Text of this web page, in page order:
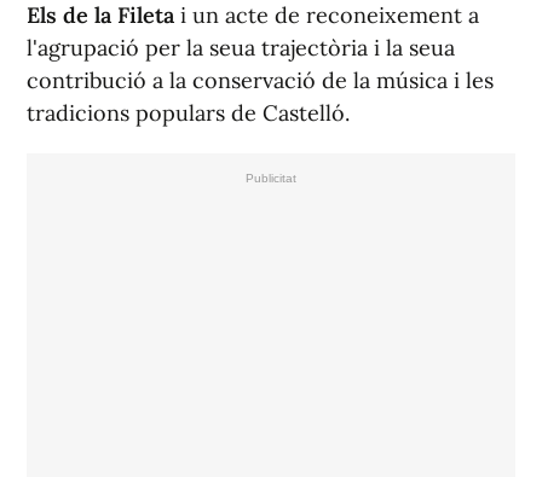
Els de la Fileta i un acte de reconeixement a
l'agrupació per la seua trajectòria i la seua
contribució a la conservació de la música i les
tradicions populars de Castelló.